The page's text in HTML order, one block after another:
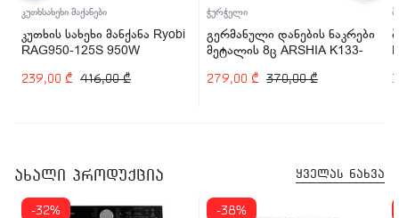
კუთხსახეხი მაქანები
კუთხის სახეხი მანქანა Ryobi
RAG950-125S 950W
416,00₾
239,00 ₾
ჭურჭელი
გერმანული დანების ნაკრები
მეტალის 8ც ARSHIA K133-
370,00₾
279,00 ₾
ახალი პროდუქცია ყველას ნახვა
-32% -38%